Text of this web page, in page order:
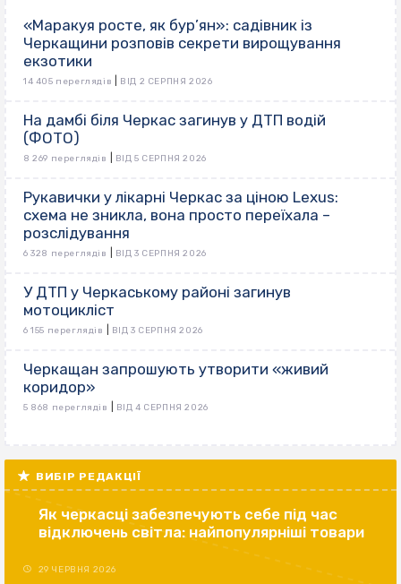
«Маракуя росте, як бур’ян»: садівник із
Черкащини розповів секрети вирощування
екзотики
14 405 переглядів ВІД 2 СЕРПНЯ 2026
На дамбі біля Черкас загинув у ДТП водій
(ФОТО)
8 269 переглядів ВІД 5 СЕРПНЯ 2026
Рукавички у лікарні Черкас за ціною Lexus:
схема не зникла, вона просто переїхала –
розслідування
6 328 переглядів ВІД 3 СЕРПНЯ 2026
У ДТП у Черкаському районі загинув
мотоцикліст
6 155 переглядів ВІД 3 СЕРПНЯ 2026
Черкащан запрошують утворити «живий
коридор»
5 868 переглядів ВІД 4 СЕРПНЯ 2026
ВИБІР РЕДАКЦІЇ
Як черкасці забезпечують себе під час
відключень світла: найпопулярніші товари
29 ЧЕРВНЯ 2026